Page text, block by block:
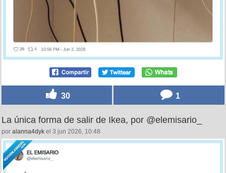
30 1
La única forma de salir de Ikea, por @elemisario_
por alanna4dyk el 3 jun 2026, 10:48